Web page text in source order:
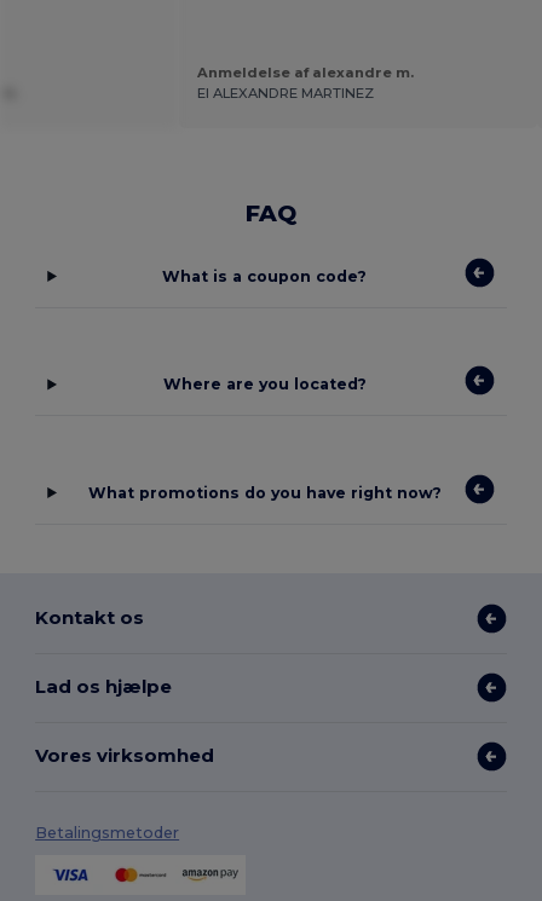
Anmeldelse af alexandre m.
EI ALEXANDRE MARTINEZ
FAQ
What is a coupon code?
Where are you located?
What promotions do you have right now?
Kontakt os
Lad os hjælpe
Vores virksomhed
Betalingsmetoder